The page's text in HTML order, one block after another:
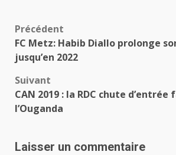
Navigation
d’article
Précédent
FC Metz: Habib Diallo prolonge
jusqu’en 2022
Suivant
CAN 2019 : la RDC chute d’entrée
l’Ouganda
Laisser un commentaire